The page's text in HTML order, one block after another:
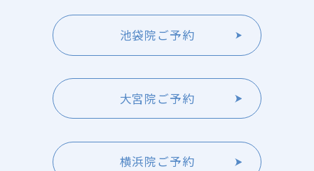
池袋院ご予約
大宮院ご予約
横浜院ご予約